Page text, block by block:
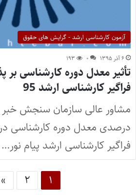
آزمون کارشناسی ارشد - گرایش های حقوق
۶ آذر ۱۳۹۵ ۰ ۱۹۳
تأثیر معدل دوره کارشناسی بر
فراگیر کارشناسی ارشد 95
درصدی معدل دوره کارشناسی
فراگیر کارشناسی ارشد پیام نور…
۱ ۲ »